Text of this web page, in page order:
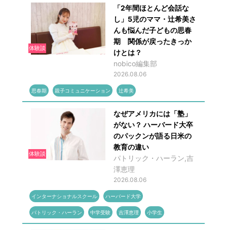
体験談
「2年間ほとんど会話な
し」5児のママ・辻希美さ
んも悩んだ子どもの思春
期 関係が戻ったきっか
けとは？
nobico編集部
2026.08.06
思春期 親子コミュニケーション 辻希美
体験談
なぜアメリカには「塾」
がない？ ハーバード大卒
のパックンが語る日米の
教育の違い
パトリック・ハーラン,吉
澤恵理
2026.08.06
インターナショナルスクール ハーバード大学
パトリック・ハーラン 中学受験 吉澤恵理 小学生